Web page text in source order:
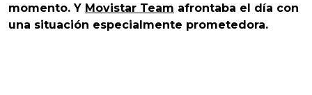
momento. Y Movistar Team afrontaba el día con
una situación especialmente prometedora.